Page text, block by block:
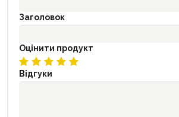
Заголовок
Оцінити продукт
Відгуки